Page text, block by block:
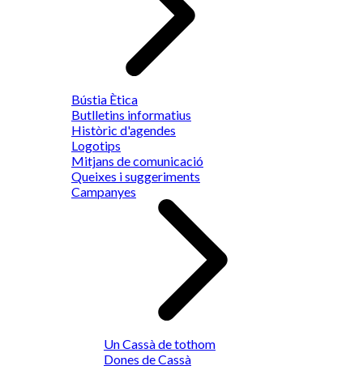
Bústia Ètica
Butlletins informatius
Històric d'agendes
Logotips
Mitjans de comunicació
Queixes i suggeriments
Campanyes
Un Cassà de tothom
Dones de Cassà